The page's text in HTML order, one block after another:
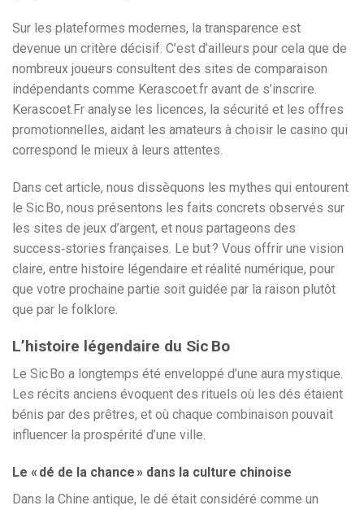
Sur les plateformes modernes, la transparence est
devenue un critère décisif. C’est d’ailleurs pour cela que de
nombreux joueurs consultent des sites de comparaison
indépendants comme Kerascoet.fr avant de s’inscrire.
Kerascoet.Fr analyse les licences, la sécurité et les offres
promotionnelles, aidant les amateurs à choisir le casino qui
correspond le mieux à leurs attentes.
Dans cet article, nous dissèquons les mythes qui entourent
le Sic Bo, nous présentons les faits concrets observés sur
les sites de jeux d’argent, et nous partageons des
success‑stories françaises. Le but ? Vous offrir une vision
claire, entre histoire légendaire et réalité numérique, pour
que votre prochaine partie soit guidée par la raison plutôt
que par le folklore.
L’histoire légendaire du Sic Bo
Le Sic Bo a longtemps été enveloppé d’une aura mystique.
Les récits anciens évoquent des rituels où les dés étaient
bénis par des prêtres, et où chaque combinaison pouvait
influencer la prospérité d’une ville.
Le « dé de la chance » dans la culture chinoise
Dans la Chine antique, le dé était considéré comme un